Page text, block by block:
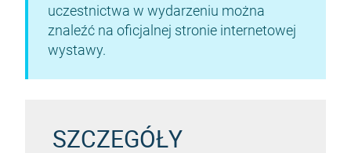
uczestnictwa w wydarzeniu można
znaleźć na oficjalnej stronie internetowej
wystawy.
SZCZEGÓŁY